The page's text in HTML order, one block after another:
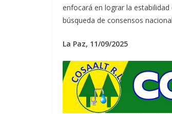
enfocará en lograr la
búsqueda de consensos
La Paz, 11/09/2025